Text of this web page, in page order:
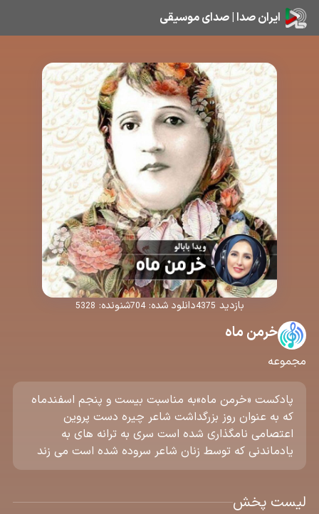
ایران صدا | صدای موسیقی
بازدید 4375دانلود شده: 704شنونده: 5328
خرمن ماه
مجموعه
پادکست «خرمن ماه»به مناسبت بیست و پنجم اسفندماه
که به عنوان روز بزرگداشت شاعر چیره دست پروین
اعتصامی نامگذاری شده است سری به ترانه های به
یادماندنی که توسط زنان شاعر سروده شده است می زند
لیست پخش